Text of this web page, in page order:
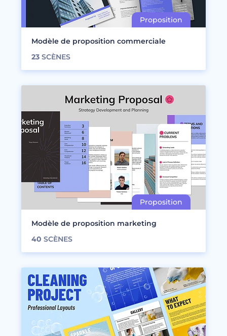
Modèle de proposition commerciale
23 SCÈNES
Modèle de proposition marketing
40 SCÈNES